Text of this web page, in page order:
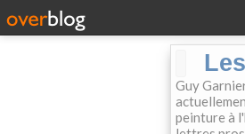
Guy
peinture à